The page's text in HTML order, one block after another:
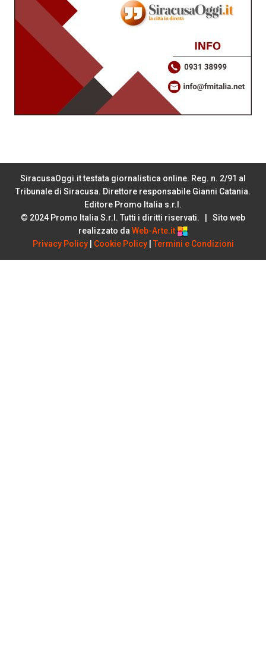
SiracusaOggi.it testata giornalistica online. Reg. n. 2/91 al
Tribunale di Siracusa. Direttore responsabile Gianni Catania.
Editore Promo Italia s.r.l.
© 2024 Promo Italia S.r.l. Tutti i diritti riservati. | Sito web
realizzato daWeb-Arte.it
Privacy Policy| Cookie Policy| Termini e Condizioni